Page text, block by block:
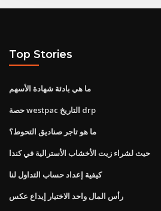
Top Stories
ما هي بادئة شهادة الأسهم
حصة westpac التاريخ drp
ما هو تاجر صناديق التحوط؟
حيث لشراء زيت الأخشاب الأسترالية في كندا
كيفية إعداد حساب التداول لنا
رأس المال واحد الاختيار إيداع عكس